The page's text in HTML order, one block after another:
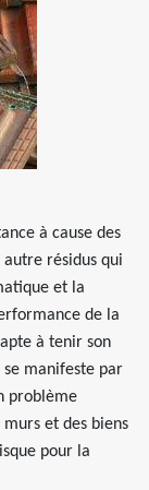
à cause des
autre résidus qui
et la
de la
à tenir son
manifeste par
problème
et des biens
pour la